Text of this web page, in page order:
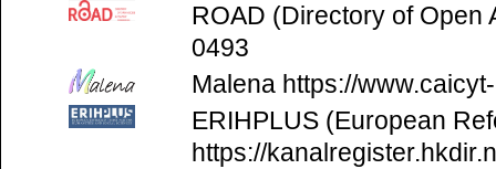
ROAD (Directory of Open
0493
Malena https://
ERIHPLUS (European
https://